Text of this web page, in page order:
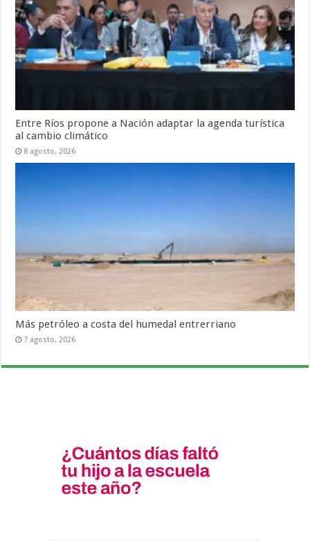
Entre Ríos propone a Nación adaptar la agenda turística
al cambio climático
8 agosto, 2026
Más petróleo a costa del humedal entrerriano
7 agosto, 2026